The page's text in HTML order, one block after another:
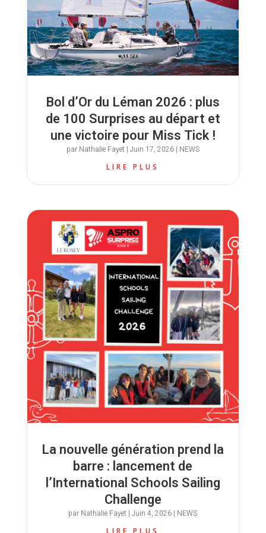
Bol d’Or du Léman 2026 : plus
de 100 Surprises au départ et
une victoire pour Miss Tick !
par Nathalie Fayet| Juin 17, 2026| NEWS
LIRE PLUS
La nouvelle génération prend la
barre : lancement de
l’International Schools Sailing
Challenge
par Nathalie Fayet |Juin 4, 2026 | NEWS
LIRE PLUS